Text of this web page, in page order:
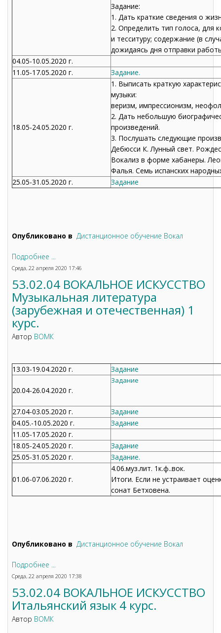
Задание:
1. Дать краткие сведения о
2. Определить тип голоса, для
и тесситуру; содержание (в
дожидаясь дня отправки
04.05-10.05.2020 г.
11.05-17.05.2020 г.
Задание.
18.05-24.05.2020 г.
1. Выписать краткую
музыки:
веризм, импрессионизм,
2. Дать небольшую
произведений.
3. Послушать следующие
Дебюсси К. Лунный свет.
Вокализ в форме хабанеры.
Фалья. Семь испанских
25.05-31.05.2020 г.
Задание
Опубликовано в Дистанционное обучение Вокал
Подробнее ...
Среда, 22 апреля 2020 17:46
53.02.04 ВОКАЛЬНОЕ ИСКУССТВО
Музыкальная литература
(зарубежная и отечественная) 1
курс.
Автор ВОМК
13.03-19.04.2020 г. Задание
20.04-26.04.2020 г.
Задание
27.04-03.05.2020 г.
Задание
04.05.-10.05.2020 г.
Задание
11.05-17.05.2020 г.
18.05-24.05.2020 г.
Задание
25.05-31.05.2020 г.
Задание.
01.06-07.06.2020 г.
4.06.муз.лит. 1к.ф..вок.
Итоги. Если не устраивает
сонат Бетховена.
Опубликовано в Дистанционное обучение Вокал
Подробнее ...
Среда, 22 апреля 2020 17:38
53.02.04 ВОКАЛЬНОЕ ИСКУССТВО
Итальянский язык 4 курс.
Автор ВОМК